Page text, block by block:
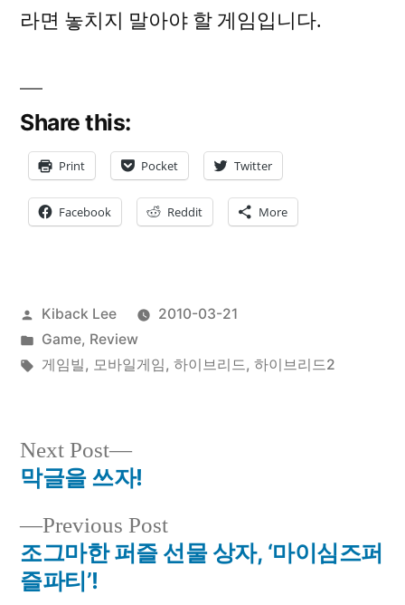
라면 놓치지 말아야 할 게임입니다.
Share this:
Print Pocket Twitter
Facebook Reddit More
Posted
by
Kiback Lee
2010-03-21
Posted
in
Game, Review
Tags:
게임빌, 모바일게임, 하이브리드, 하이브리드2
Post
navigation
Previous PostPrevious
post:
조그마한 퍼즐 선물 상자, ‘마이심즈퍼
즐파티’!
Next Post
Next
post:
막글을 쓰자!